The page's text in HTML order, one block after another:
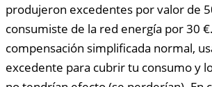
produjeron excedentes por valor de
consumiste de la red energía por 30
compensación simplificada normal,
excedente para cubrir tu consumo y